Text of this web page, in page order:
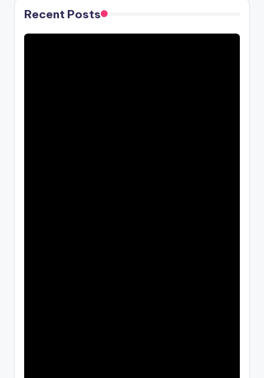
Recent Posts